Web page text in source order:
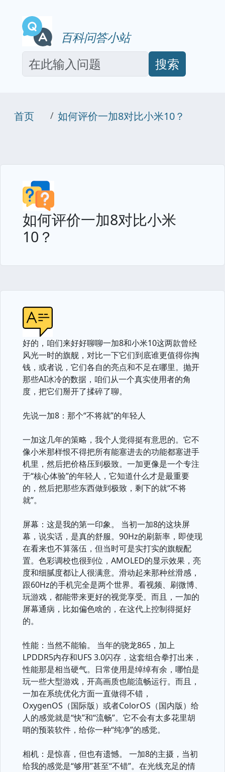
百科问答小站
搜索
首页 如何评价一加8对比小米10？
如何评价一加8对比小米
10？
好的，咱们来好好聊聊一加8和小米10这两款曾经
风光一时的旗舰，对比一下它们到底谁更值得你掏
钱，或者说，它们各自的亮点和不足在哪里。抛开
那些AI冰冷的数据，咱们从一个真实使用者的角
度，把它们掰开了揉碎了聊。
先说一加8：那个“不将就”的年轻人
一加这几年的策略，我个人觉得挺有意思的。它不
像小米那样恨不得把所有能塞进去的功能都塞进手
机里，然后把价格压到极致。一加更像是一个专注
于“核心体验”的年轻人，它知道什么才是最重要
的，然后把那些东西做到极致，剩下的就“不将
就”。
屏幕：这是我的第一印象。 当初一加8的这块屏
幕，说实话，是真的舒服。90Hz的刷新率，即使现
在看来也不算落伍，但当时可是实打实的旗舰配
置。色彩调校也很到位，AMOLED的显示效果，亮
度和细腻度都让人很满意。滑动起来那种丝滑感，
跟60Hz的手机完全是两个世界。看视频、刷微博、
玩游戏，都能带来更好的视觉享受。而且，一加的
屏幕通病，比如偏色啥的，在这代上控制得挺好
的。
性能：当然不能输。 当年的骁龙865，加上
LPDDR5内存和UFS 3.0闪存，这套组合拳打出来，
性能那是相当硬气。日常使用是绰绰有余，哪怕是
玩一些大型游戏，开高画质也能流畅运行。而且，
一加在系统优化方面一直做得不错，
OxygenOS（国际版）或者ColorOS（国内版）给
人的感觉就是“快”和“流畅”。它不会有太多花里胡
哨的预装软件，给你一种“纯净”的感觉。
相机：是惊喜，但也有遗憾。 一加8的主摄，当初
给我的感觉是“够用”甚至“不错”。在光线充足的情